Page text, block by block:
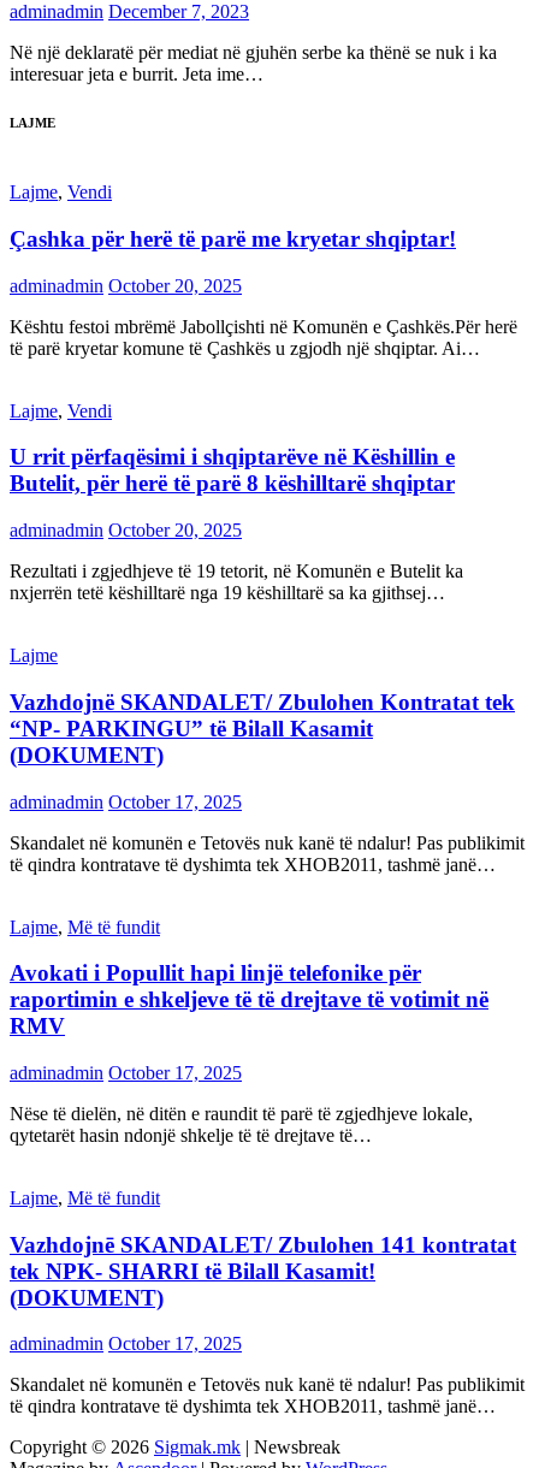
adminadmin December 7, 2023
Në një deklaratë për mediat në gjuhën serbe ka thënë se nuk i ka
interesuar jeta e burrit. Jeta ime…
LAJME
Lajme, Vendi
Çashka për herë të parë me kryetar shqiptar!
adminadmin October 20, 2025
Kështu festoi mbrëmë Jabollçishti në Komunën e Çashkës.Për herë
të parë kryetar komune të Çashkës u zgjodh një shqiptar. Ai…
Lajme, Vendi
U rrit përfaqësimi i shqiptarëve në Këshillin e
Butelit, për herë të parë 8 këshilltarë shqiptar
adminadmin October 20, 2025
Rezultati i zgjedhjeve të 19 tetorit, në Komunën e Butelit ka
nxjerrën tetë këshilltarë nga 19 këshilltarë sa ka gjithsej…
Lajme
Vazhdojnë SKANDALET/ Zbulohen Kontratat tek
“NP- PARKINGU” të Bilall Kasamit
(DOKUMENT)
adminadmin October 17, 2025
Skandalet në komunën e Tetovës nuk kanë të ndalur! Pas publikimit
të qindra kontratave të dyshimta tek XHOB2011, tashmë janë…
Lajme, Më të fundit
Avokati i Popullit hapi linjë telefonike për
raportimin e shkeljeve të të drejtave të votimit në
RMV
adminadmin October 17, 2025
Nëse të dielën, në ditën e raundit të parë të zgjedhjeve lokale,
qytetarët hasin ndonjë shkelje të të drejtave të…
Lajme, Më të fundit
Vazhdojnē SKANDALET/ Zbulohen 141 kontratat
tek NPK- SHARRI të Bilall Kasamit!
(DOKUMENT)
adminadmin October 17, 2025
Skandalet në komunën e Tetovës nuk kanë të ndalur! Pas publikimit
të qindra kontratave të dyshimta tek XHOB2011, tashmë janë…
Copyright © 2026 Sigmak.mk | Newsbreak